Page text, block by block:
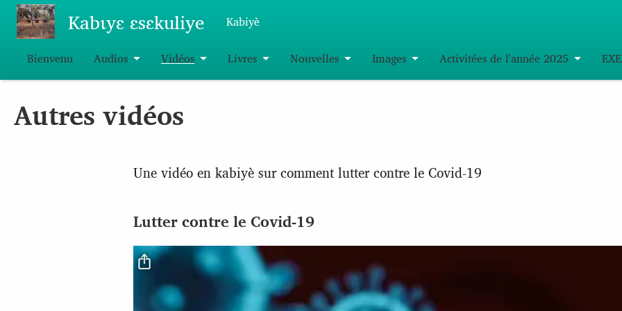
Aller au contenu principal
Kabɩyɛ ɛsɛkuliye Kabiyè
Bienvenu Audios Vidéos Livres Nouvelles Images Activitées de l'année 2025
Autres vidéos
Une vidéo en kabiyè sur comment lutter contre le Covid-19
Fichier vidéo
Lutter contre le Covid-19